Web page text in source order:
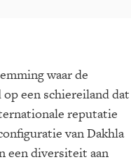
waar de
een schiereiland dat
reputatie
van Dakhla
een diversiteit aan